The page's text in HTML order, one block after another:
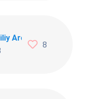
Arefiev - А дождь
8